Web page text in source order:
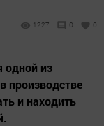
1227 0 0
одной из
производстве
и находить